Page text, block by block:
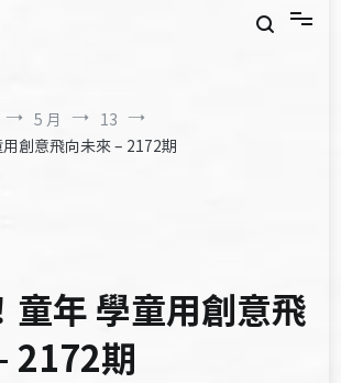
5 月
13
創意飛向未來 – 2172期
童年 學童用創意飛
2172期